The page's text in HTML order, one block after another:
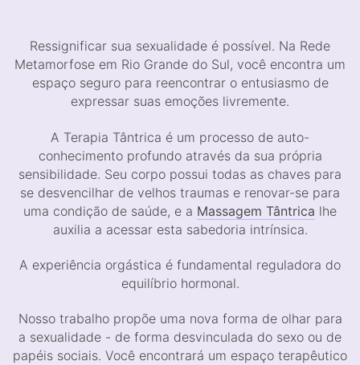
Ressignificar sua sexualidade é possível. Na Rede
Metamorfose em Rio Grande do Sul, você encontra um
espaço seguro para reencontrar o entusiasmo de
expressar suas emoções livremente.
A Terapia Tântrica é um processo de auto-
conhecimento profundo através da sua própria
sensibilidade. Seu corpo possui todas as chaves para
se desvencilhar de velhos traumas e renovar-se para
uma condição de saúde, e a Massagem Tântrica lhe
auxilia a acessar esta sabedoria intrínsica.
A experiência orgástica é fundamental reguladora do
equilíbrio hormonal.
Nosso trabalho propõe uma nova forma de olhar para
a sexualidade - de forma desvinculada do sexo ou de
papéis sociais. Você encontrará um espaço terapêutico